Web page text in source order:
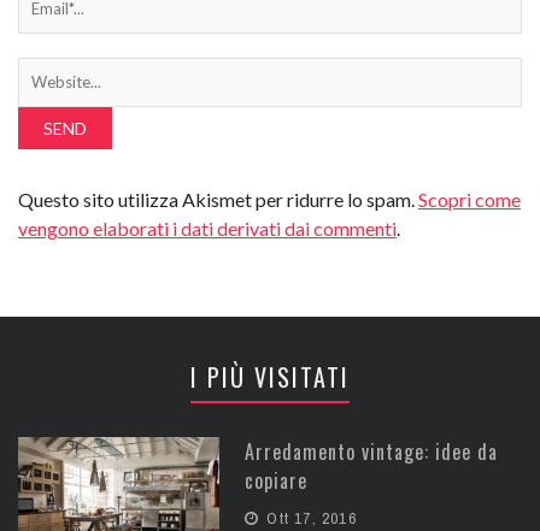
Questo sito utilizza Akismet per ridurre lo spam.Scopri come
vengono elaborati i dati derivati dai commenti.
I PIÙ VISITATI
Arredamento vintage: idee da
copiare
Ott 17, 2016